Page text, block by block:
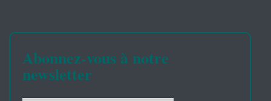
Abonnez-vous à notre
newsletter